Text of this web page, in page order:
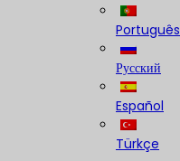
Português
Русский
Español
Türkçe